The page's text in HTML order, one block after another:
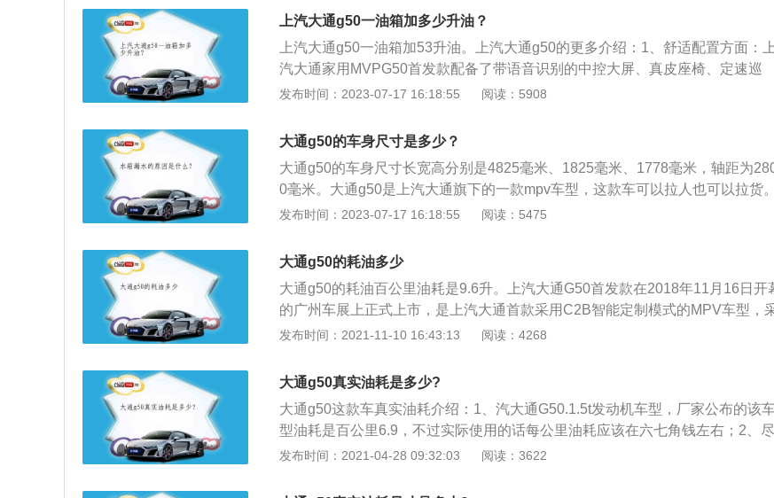
经常行驶在这种路段，建议车主缓慢行驶。
机参数：1.3升涡轮增压发动机的最大功率为120kw，最大扭矩为230nm，这款发
动机的最大功率转速为每分钟5200转，最大扭矩转速为每分钟1800到4400转。
上汽大通g50一油箱加多少升油？
上汽大通g50一油箱加53升油。上汽大通g50的更多介绍：1、舒适配置方面：上
汽大通家用MVPG50首发款配备了带语音识别的中控大屏、真皮座椅、定速巡
航、后部独立空调、12V电源+USB接口，搭载的是上汽与阿里共同研发的新一
时这套系统还能够识别方言。2、安全配置上：上汽大通家用MPVG50首发款配
备了主副驾安全气囊和侧气囊、一二排气帘、ESC（ABS+EBD）以及胎压监
测，承载式车身，同时配备了二三排ISOFIX儿童安全座椅接口。
发布时间：2023-07-17 16:18:55 阅读：5908
大通g50的车身尺寸是多少？
大通g50的车身尺寸长宽高分别是4825毫米、1825毫米、1778毫米，轴距为
0毫米。大通g50是上汽大通旗下的一款mpv车型，这款车可以拉人也可以拉货。
大通g50一共使用了两款发动机，一款是1.3升涡轮增压发动机，另一款是1.5升涡
nm，这款发动机的最大功率转速为每分钟5200转，最大扭矩转速为每分钟1800
到4400转。
发布时间：2023-07-17 16:18:55 阅读：5475
大通g50的耗油多少
大通g50的耗油百公里油耗是9.6升。上汽大通G50首发款在2018年11月16日开
的广州车展上正式上市，是上汽大通首款采用C2B智能定制模式的MPV车型，
用C2B2.0定制化模式，提供诸多在线选装服务，非常方便。同时，大通g50拥有
丽多彩，为客户提供了个更多的选择。而且，大通g50还具有四屏联动功能，即1
2.3寸中控屏、7寸液晶仪表屏、C-HUD抬头显示屏与手机屏进行信息联动，非常
实用智能，深受消费者喜爱。而多处储物空间，以及第二排独立的座椅，更具
性化，带来更好的舒适体验。
发布时间：2021-11-10 16:43:13 阅读：4268
大通g50真实油耗是多少?
大通g50这款车真实油耗介绍：1、汽大通G50.1.5t发动机车型，厂家公布的该
型油耗是百公里6.9，不过实际使用的话每公里油耗应该在六七角钱左右；2、尽
管大通的G50伴随着很多喝彩声，但这并改变不了G50手动挡全系配备了一台1.3
音大、抖动强、平顺性差的问题，长时间使用后耐久性也要比四缸机差一些。尽
发布时间：2021-04-28 09:32:03 阅读：3622